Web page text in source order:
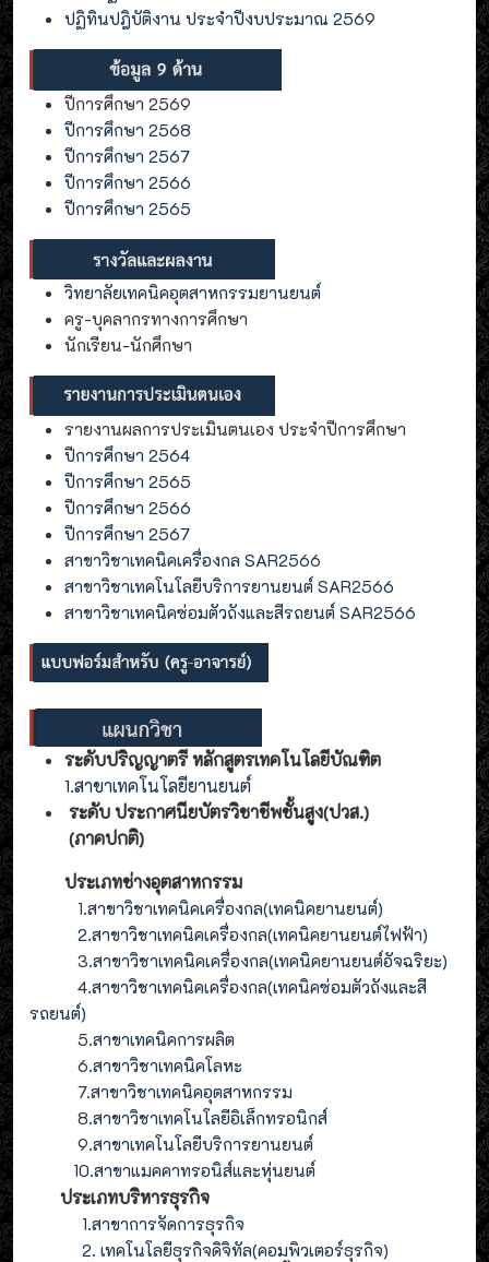
ปฏิทินปฎิบัติงาน ประจำปีงบประมาณ 2569
ปีการศึกษา 2569
ปีการศึกษา 2568
ปีการศึกษา 2567
ปีการศึกษา 2566
ปีการศึกษา 2565
วิทยาลัยเทคนิคอุตสาหกรรมยานยนต์
ครู-บุคลากรทางการศึกษา
นักเรียน-นักศึกษา
รายงานผลการประเมินตนเอง ประจำปีการศึกษา
ปีการศึกษา 2564
ปีการศึกษา 2565
ปีการศึกษา 2566
ปีการศึกษา 2567
สาขาวิชาเทคนิคเครื่องกล SAR2566
สาขาวิชาเทคโนโลยีบริการยานยนต์ SAR2566
สาขาวิชาเทคนิคซ่อมตัวถังและสีรถยนต์ SAR2566
ระดับปริญญาตรี หลักสูตรเทคโนโลยีบัณฑิต
1.สาขาเทคโนโลยียานยนต์
ระดับ ประกาศนียบัตรวิชาชีพชั้นสูง(ปวส.)
(ภาคปกติ)
ประเภทช่างอุตสาหกรรม
1.สาขาวิชาเทคนิคเครื่องกล(เทคนิคยานยนต์)
2.สาขาวิชาเทคนิคเครื่องกล(เทคนิคยานยนต์ไฟฟ้า)
3.สาขาวิชาเทคนิคเครื่องกล(เทคนิคยานยนต์อัจฉริยะ)
4.สาขาวิชาเทคนิคเครื่องกล(เทคนิคซ่อมตัวถังและสี
รถยนต์)
5.สาขาเทคนิคการผลิต
6.สาขาวิชาเทคนิคโลหะ
7.สาขาวิชาเทคนิคอุตสาหกรรม
8.สาขาวิชาเทคโนโลยีอิเล็กทรอนิกส์
9.สาขาเทคโนโลยีบริการยานยนต์
10.สาขาแมคคาทรอนิส์และหุ่นยนต์
ประเภทบริหารธุรกิจ
1.สาขาการจัดการธุรกิจ
2. เทคโนโลยีธุรกิจดิจิทัล(คอมพิวเตอร์ธุรกิจ)